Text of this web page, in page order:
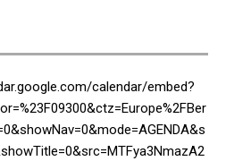
calendar/embed?